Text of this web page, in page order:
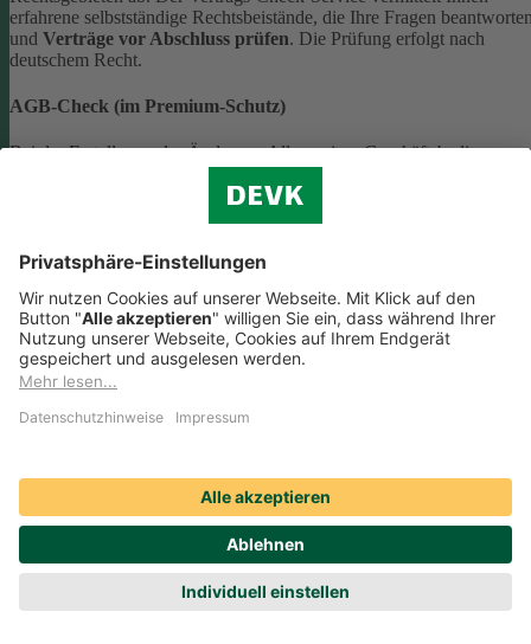
erfahrene selbstständige Rechtsbeistände, die Ihre Fragen
und Verträge vor Abschluss prüfen. Die Prüfung erfolgt nach
deutschem Recht.
AGB-Check (im Premium-Schutz)
Bei der Erstellung oder Änderung Allgemeiner
(AGB) ist eine Vielzahl rechtlicher Vorschriften zu beachten. Wir
helfen Ihnen dabei und vermitteln Ihnen versierte selbstständige
Online-Portal der DAHAG Rechtsservices AG angeboten.
Beratungs-Rechtsschutz bei Unternehmensnachfolge
Wenn Sie Ihre Firma an eine Nachfolgerin oder einen Nachfolger
kompetente, selbstständige Rechtsanwältinnen und Rechtsanwälte,
Rechtsschutz an:0221 757-1996.
Produktservices Krankenversicherung: Welche
Vorteile bietet mir die Krankenversicherungs-App der
DEVK?